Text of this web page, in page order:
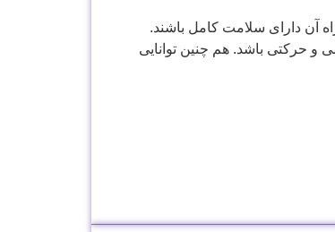
آن دارای سلامت کامل باشند.
و حرکتی باشد. هم چنین توانایی